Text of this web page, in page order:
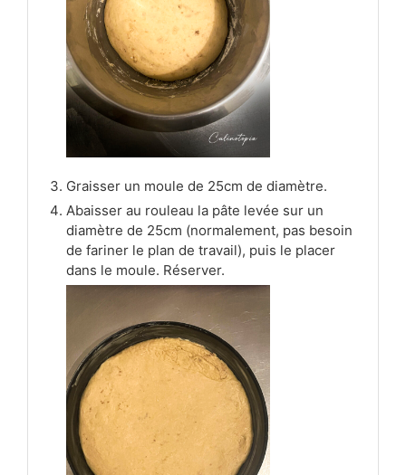
Graisser un moule de 25cm de diamètre.
Abaisser au rouleau la pâte levée sur un
diamètre de 25cm (normalement, pas besoin
de fariner le plan de travail), puis le placer
dans le moule. Réserver.